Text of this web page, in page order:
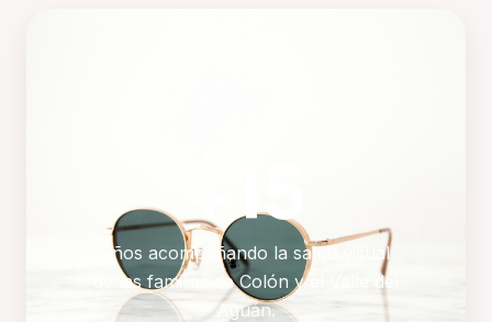
+15
años acompañando la salud visual
de las familias de Colón y el Valle del
Aguán.